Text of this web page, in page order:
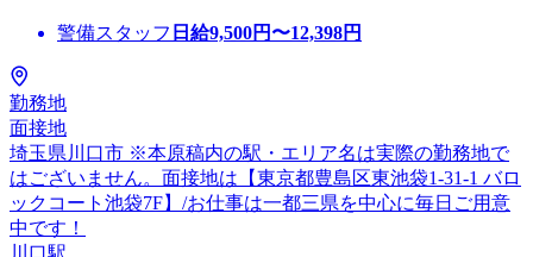
警備スタッフ 日給9,500円〜12,398円
勤務地
面接地
埼玉県川口市 ※本原稿内の駅・エリア名は実際の勤務地で
はございません。面接地は【東京都豊島区東池袋1-31-1 バロ
ックコート池袋7F】/お仕事は一都三県を中心に毎日ご用意
中です！
川口駅